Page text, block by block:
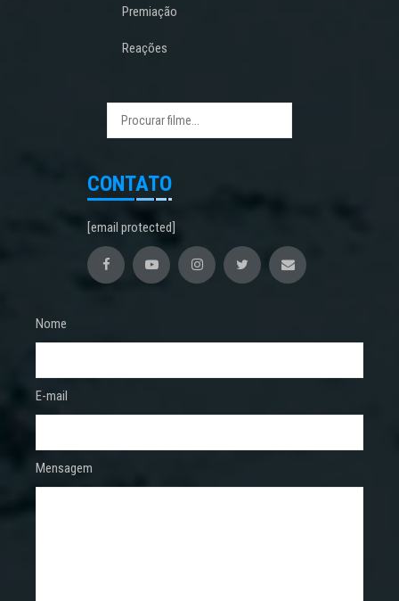
Premiação
Reações
CONTATO
[email protected]
Nome
E-mail
Mensagem